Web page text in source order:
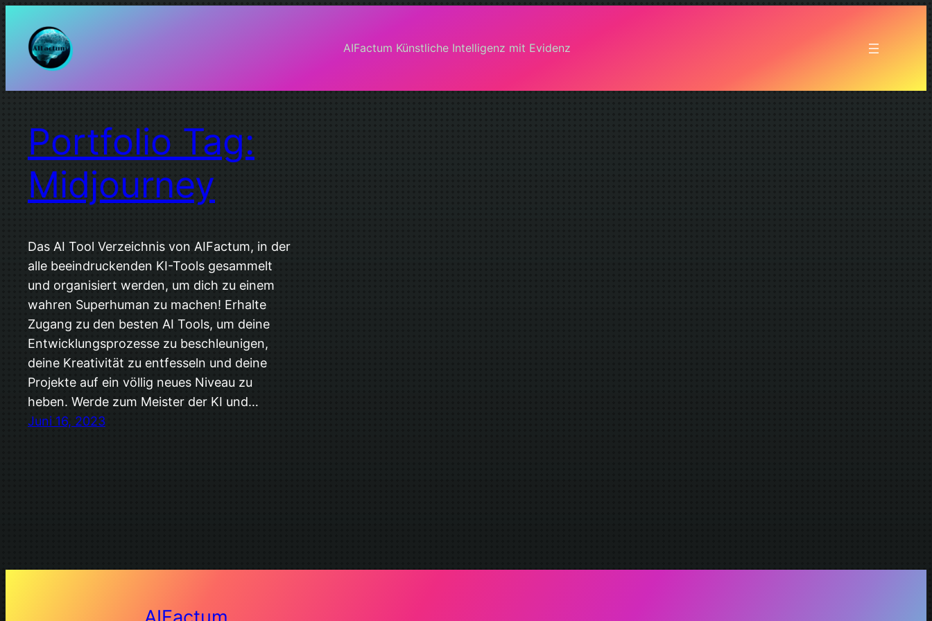
Inhalt
springen
AIFactum Künstliche Intelligenz mit Evidenz
Portfolio Tag:
Midjourney
Das AI Tool Verzeichnis von AIFactum, in der
alle beeindruckenden KI-Tools gesammelt
und organisiert werden, um dich zu einem
wahren Superhuman zu machen! Erhalte
Zugang zu den besten AI Tools, um deine
Entwicklungsprozesse zu beschleunigen,
deine Kreativität zu entfesseln und deine
Projekte auf ein völlig neues Niveau zu
heben. Werde zum Meister der KI und…
Juni 16, 2023